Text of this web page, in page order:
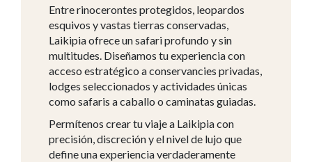
Entre rinocerontes protegidos, leopardos
esquivos y vastas tierras conservadas,
Laikipia ofrece un safari profundo y sin
multitudes. Diseñamos tu experiencia con
acceso estratégico a conservancies privadas,
lodges seleccionados y actividades únicas
como safaris a caballo o caminatas guiadas.
Permítenos crear tu viaje a Laikipia con
precisión, discreción y el nivel de lujo que
define una experiencia verdaderamente